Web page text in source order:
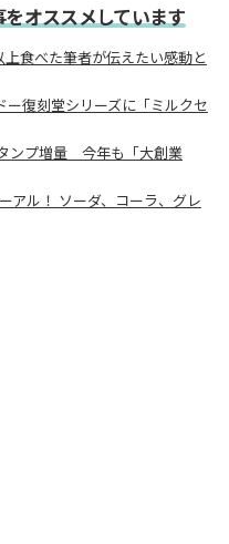
オススメしています
食べた筆者が伝えたい感動と
復刻堂シリーズに「ミルクセ
ンプ増量 今年も「大創業
アル！ ソーダ、コーラ、グレ